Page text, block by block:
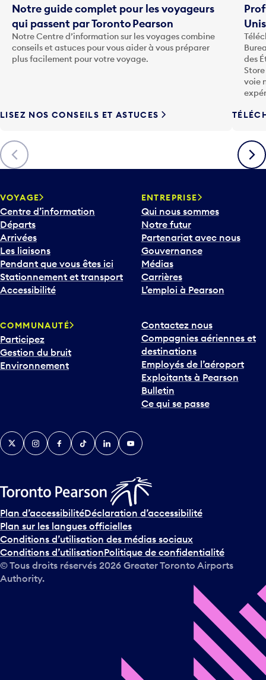
Précédent
Notre guide complet pour les voyageurs
qui passent par Toronto Pearson
Notre Centre d’information sur les voyages combine
conseils et astuces pour vous aider à vous préparer
plus facilement pour votre voyage.
LISEZ NOS CONSEILS ET ASTUCES
des
voie
VOYAGE
Centre d’information
Départs
Arrivées
Les liaisons
Pendant que vous êtes ici
Stationnement et transport
Accessibilité
ENTREPRISE
Qui nous sommes
Notre futur
Partenariat avec nous
Gouvernance
Médias
Carrières
L’emploi à Pearson
COMMUNAUTÉ
Participez
Gestion du bruit
Environnement
Contactez nous
Compagnies aériennes et
destinations
Employés de l’aéroport
Exploitants à Pearson
Bulletin
Ce qui se passe
TwitterInstagramFacebook
TikTokLinkedInYouTube
Plan d’accessibilitéDéclaration d’accessibilité
Plan sur les langues officielles
Conditions d’utilisation des médias sociaux
Conditions d’utilisationPolitique de confidentialité
© Tous droits réservés 2026 Greater Toronto Airports
Authority.